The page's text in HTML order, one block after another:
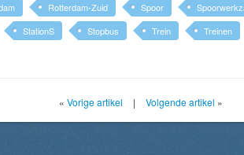
Rotterdam-Zuid Spoor
StationS Stopbus Trein Treinen
« Vorige artikel | Volgende artikel »